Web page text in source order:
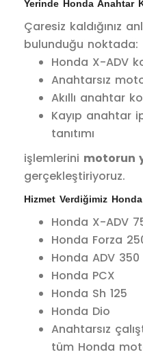
Yerinde Honda Anahtar
Çaresiz kaldığınız
bulunduğu noktada:
Honda X-ADV
Anahtarsız
Akıllı anahtar
Kayıp anahtar
tanıtımı
işlemlerini motorun
gerçekleştiriyoruz.
Hizmet Verdiğimiz
Honda X-ADV
Honda Forza
Honda ADV 350
Honda PCX
Honda Sh 125
Honda Dio
Anahtarsız
tüm Honda